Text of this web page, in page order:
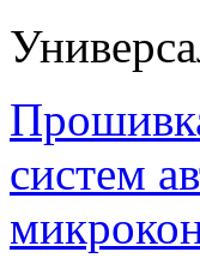
систем